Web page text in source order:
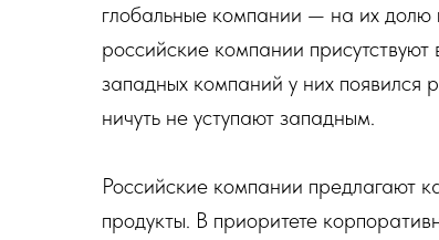
глобальные компании — на их
российские компании
западных компаний у них появился
ничуть не уступают западным.
Российские компании предлагают
продукты. В приоритете